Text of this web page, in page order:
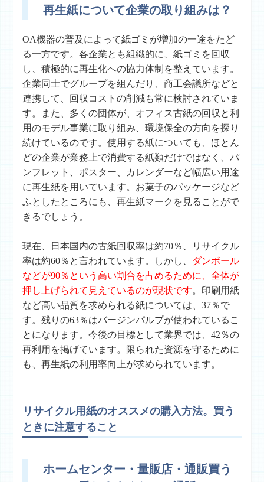
再生紙について企業の取り組みは？
OA機器の普及によって紙ゴミが増加の一途をたど
る一方です。各企業とも組織的に、紙ゴミを回収
し、積極的に再生化への協力体制を整えています。
企業同士でグループを組んだり、商工会議所などと
連携して、回収コストの削減も常に検討されていま
す。また、多くの団体が、オフィス古紙の回収と利
用のモデル事業に取り組み、環境保全の方向を探り
続けているのです。使用する紙についても、ほとん
どの企業が業務上で消費する紙類だけではなく、パ
ンフレット、ポスター、カレンダーなど幅広い用途
に再生紙を用いています。お菓子のパッケージなど
ふとしたところにも、再生紙マークを見ることがで
きるでしょう。
現在、日本国内の古紙回収率は約70％、リサイクル
率は約60％と言われています。しかし、 ダンボール
などが90％という高い割合を占めるために、全体が
押し上げられて見えているのが現状です。印刷用紙
など高い品質を求められる紙については、37％で
す。残りの63％はバージンパルプが使われているこ
とになります。今後の目標として業界では、42％の
再利用を掲げています。限られた資源を守るために
も、再生紙の利用率向上が求められています。
リサイクル用紙のオススメの購入方法。買う
ときに注意すること
ホームセンター・量販店・通販買う